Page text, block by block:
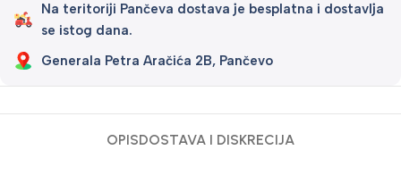
Na teritoriji Pančeva dostava je besplatna i dostavlja
se istog dana.
Generala Petra Aračića 2B, Pančevo
OPISDOSTAVA I DISKRECIJA